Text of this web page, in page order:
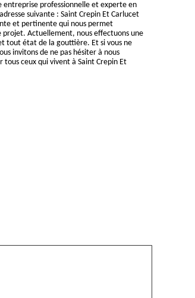
entreprise professionnelle et experte en
suivante : Saint Crepin Et Carlucet
et pertinente qui nous permet
projet. Actuellement, nous effectuons une
tout état de la gouttière. Et si vous ne
invitons de ne pas hésiter à nous
ceux qui vivent à Saint Crepin Et